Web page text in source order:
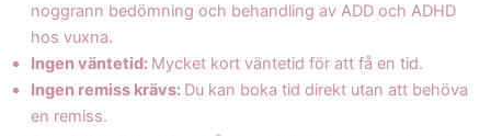
noggrann bedömning och behandling av ADD och ADHD
hos vuxna.
Ingen väntetid: Mycket kort väntetid för att få en tid.
Ingen remiss krävs: Du kan boka tid direkt utan att behöva
en remiss.